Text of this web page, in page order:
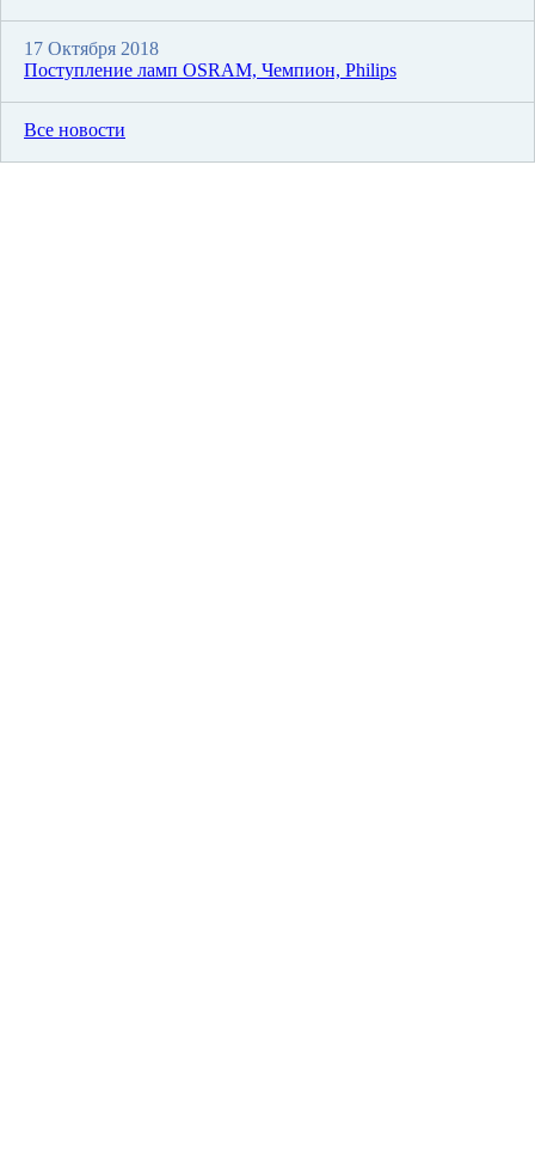
17 Октября 2018
Поступление ламп OSRAM, Чемпион, Philips
Все новости